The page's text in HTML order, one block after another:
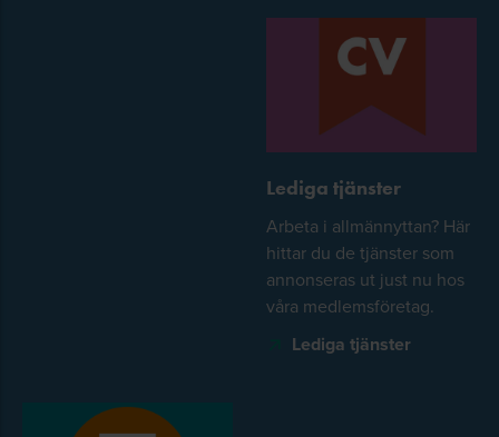
Lediga tjänster
Arbeta i allmännyttan? Här
hittar du de tjänster som
annonseras ut just nu hos
våra medlemsföretag.
Lediga tjänster